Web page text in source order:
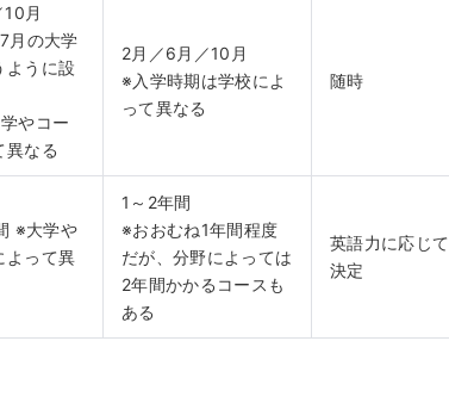
月
月の大学
ように設
やコー
異なる
2月／6月／10月
※入学時期は学校によ
って異なる
随時
※大学や
よって異
1～2年間
※おおむね1年間程度
だが、分野によっては
2年間かかるコースも
ある
英語力に応じて
決定